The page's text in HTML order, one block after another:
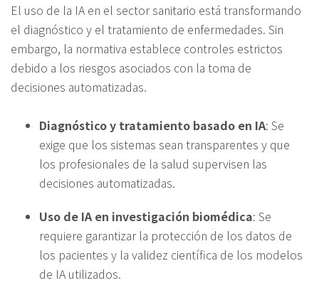
El uso de la IA en el sector sanitario está transformando
el diagnóstico y el tratamiento de enfermedades. Sin
embargo, la normativa establece controles estrictos
debido a los riesgos asociados con la toma de
decisiones automatizadas.
Diagnóstico y tratamiento basado en IA: Se
exige que los sistemas sean transparentes y que
los profesionales de la salud supervisen las
decisiones automatizadas.
Uso de IA en investigación biomédica: Se
requiere garantizar la protección de los datos de
los pacientes y la validez científica de los modelos
de IA utilizados.